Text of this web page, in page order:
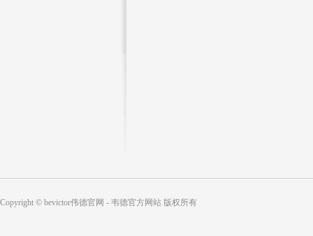
Copyright © bevictor伟德官网 - 韦德官方网站 版权所有